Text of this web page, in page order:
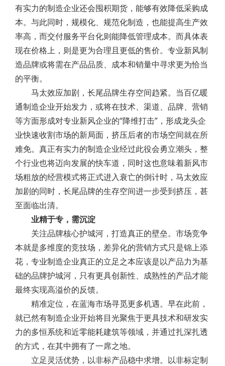
有实力的制造企业还会囤积期货，能够有效降低采购成
本。与此同时，规模化、规范化制造，也能提高生产效
率高，而交付服务平台化则能降低管理成本。而具体表
现在价格上，则是更为合理且更低的售价。专业新风制
造品牌或将需在产品品质、成本和销量中寻求更为恰当
的平衡。
马太效应加剧，长尾品牌生存空间趋紧。当百亿暖
通制造企业开始发力，或将在技术、渠道、品牌、营销
等方面形成对专业新风企业的“降维打击”，形成龙头企
业快速收割市场的新局面，挤压后者的市场空间就在所
难免。真正有实力的制造企业经过此役会勇立潮头，整
个行业也将迈向发展的快车道，同时这也意味着新风市
场粗放的经营模式将正式进入衰亡的倒计时，马太效应
加剧的同时，长尾品牌的生存空间进一步受到挤压，甚
至面临出清。
业精于专，需沉淀
关注品牌核心护城河，打造真正的壁垒。市场竞争
本就是多维度的竞技场，差异化的营销方式只是锦上添
花，专业制造企业真正的立足之本应该是以产品力为基
础的品牌护城河，只有更具创新性、成熟性的产品才能
最终实现高溢价的反馈。
精准定位，在蓝海市场寻觅更多机遇。早在此前，
就已然有制造企业开始将目光聚焦于更具技术和研发实
力的多恒系统和近零能耗建筑等领域，并通过扎深扎透
的方式，在其中拥有了一席之地。
立足灵活优势，以非标产品稳中求增。以非标定制